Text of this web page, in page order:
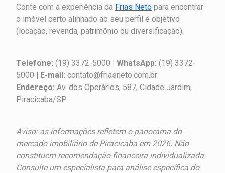
Conte com a experiência da Frias Neto para encontrar
o imóvel certo alinhado ao seu perfil e objetivo
(locação, revenda, patrimônio ou diversificação).
Telefone: (19) 3372-5000 | WhatsApp: (19) 3372-
5000 | E-mail: contato@friasneto.com.br
Endereço: Av. dos Operários, 587, Cidade Jardim,
Piracicaba/SP
Aviso: as informações refletem o panorama do
mercado imobiliário de Piracicaba em 2026. Não
constituem recomendação financeira individualizada.
Consulte um especialista para análise específica do